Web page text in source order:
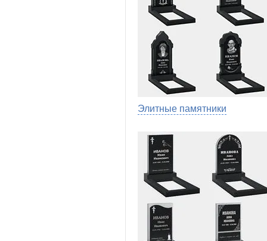
Элитные памятники